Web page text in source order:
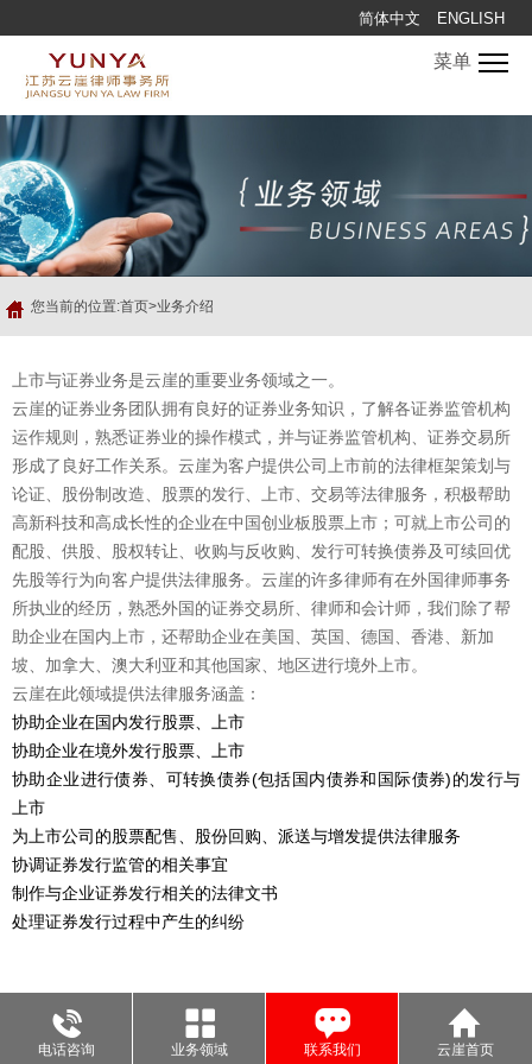
简体中文 ENGLISH
菜单
您当前的位置:首页>业务介绍
上市与证券业务是云崖的重要业务领域之一。
云崖的证券业务团队拥有良好的证券业务知识，了解各证券监管机构
运作规则，熟悉证券业的操作模式，并与证券监管机构、证券交易所
形成了良好工作关系。云崖为客户提供公司上市前的法律框架策划与
论证、股份制改造、股票的发行、上市、交易等法律服务，积极帮助
高新科技和高成长性的企业在中国创业板股票上市；可就上市公司的
配股、供股、股权转让、收购与反收购、发行可转换债券及可续回优
先股等行为向客户提供法律服务。云崖的许多律师有在外国律师事务
所执业的经历，熟悉外国的证券交易所、律师和会计师，我们除了帮
助企业在国内上市，还帮助企业在美国、英国、德国、香港、新加
坡、加拿大、澳大利亚和其他国家、地区进行境外上市。
云崖在此领域提供法律服务涵盖：
协助企业在国内发行股票、上市
协助企业在境外发行股票、上市
协助企业进行债券、可转换债券(包括国内债券和国际债券)的发行与
上市
为上市公司的股票配售、股份回购、派送与增发提供法律服务
协调证券发行监管的相关事宜
制作与企业证券发行相关的法律文书
处理证券发行过程中产生的纠纷
电话咨询 业务领域 联系我们 云崖首页